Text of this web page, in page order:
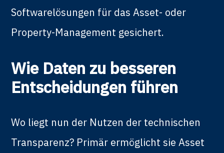
Softwarelösungen für das Asset- oder
Property-Management gesichert.
Wie Daten zu besseren
Entscheidungen führen
Wo liegt nun der Nutzen der technischen
Transparenz? Primär ermöglicht sie Asset